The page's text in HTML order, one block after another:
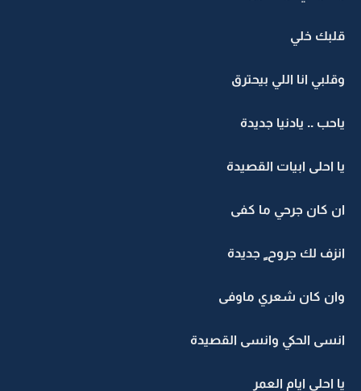
قلبك خلي
وقلبي انا اللي بيحترق
ياحب .. يادنيا جديدة
يا احلى ابيات القصيدة
ان كان جرحي ما كفى
انزف لك جروح ٍ جديدة
وان كان شعري ماوفى
انسى الحكي وانسى القصيدة
يا احلى ايام العمر